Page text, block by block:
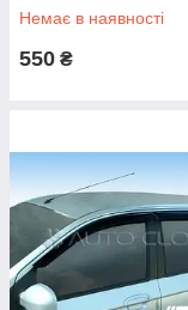
Немає в наявності
550 ₴